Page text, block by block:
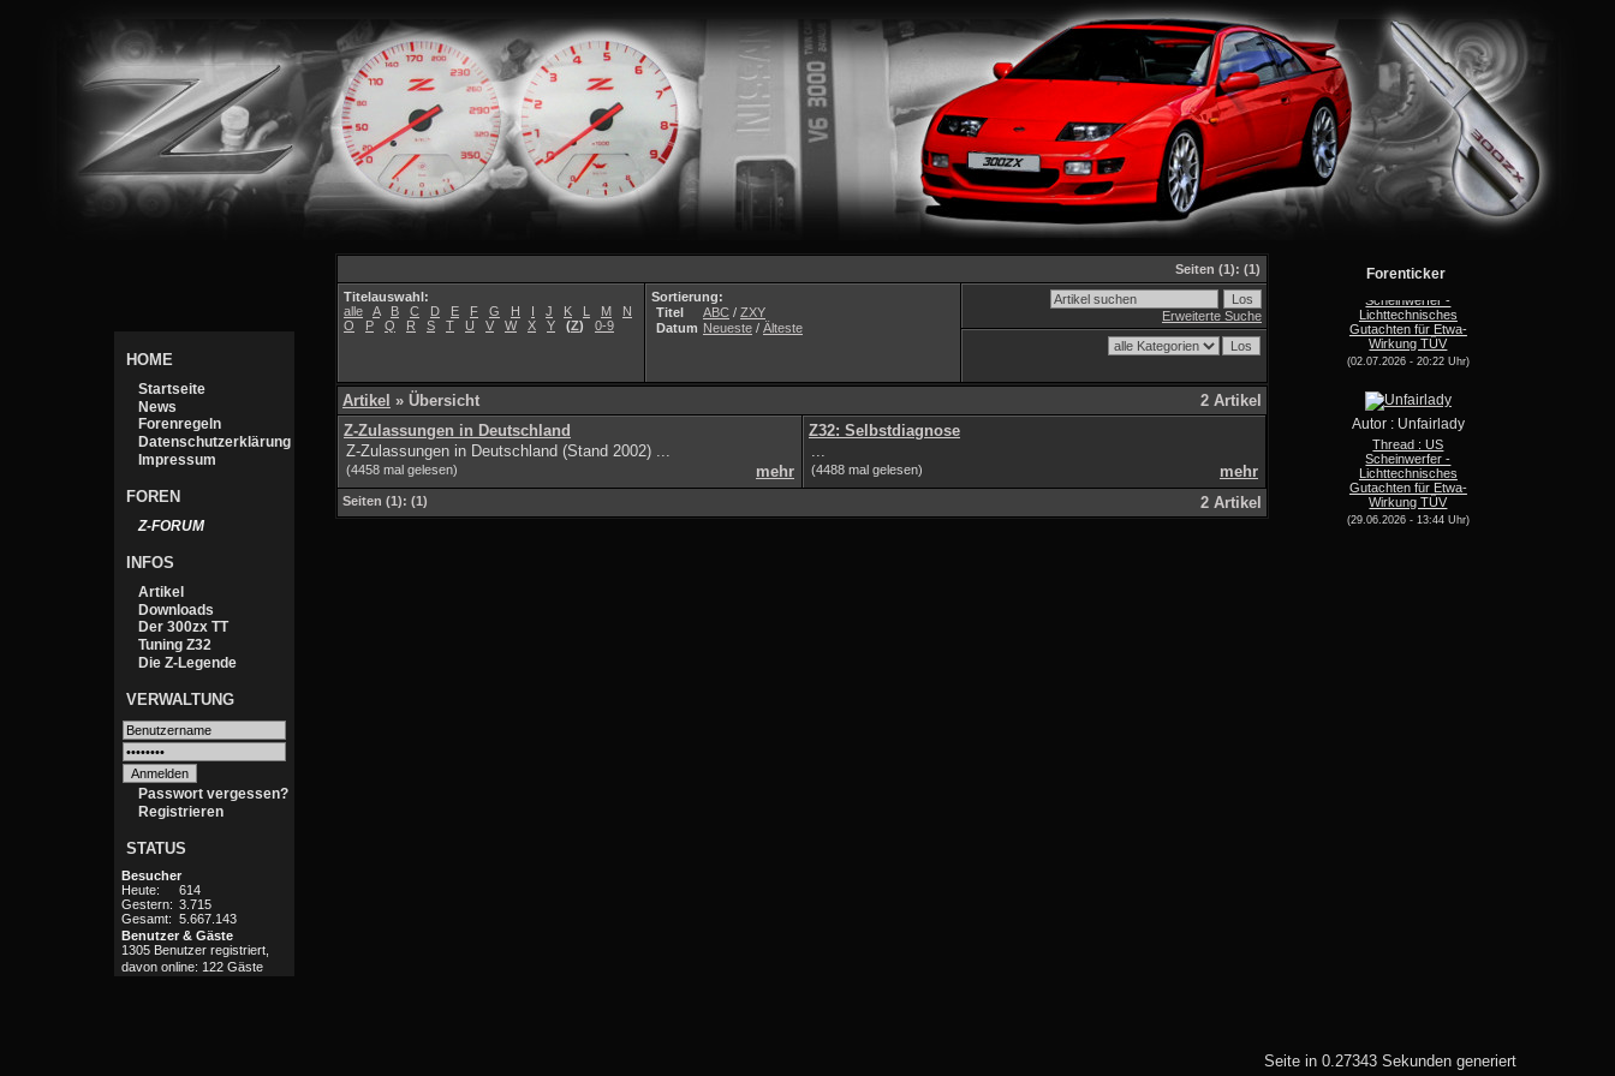
HOME
Startseite
News
Forenregeln
Datenschutzerklärung
Impressum
FOREN
Z-FORUM
INFOS
Artikel
Downloads
Der 300zx TT
Tuning Z32
Die Z-Legende
VERWALTUNG
Passwort vergessen?
Registrieren
STATUS
Besucher
Heute:
614
Gestern: 3.715
Gesamt: 5.667.143
Benutzer & Gäste
1305 Benutzer registriert,
davon online: 122 Gäste
Seiten (1): (1)
Titelauswahl:
alle
A B C D E F G H I J K L M
N
O
P Q R S T U V W X Y (Z) 0-9
Sortierung:
Titel
ABC / ZXY
Datum Neueste / Älteste
Erweiterte Suche
Artikel » Übersicht
2 Artikel
Z-Zulassungen in Deutschland
Z-Zulassungen in Deutschland (Stand 2002) ...
(4458 mal gelesen) mehr
Z32: Selbstdiagnose
...
(4488 mal gelesen) mehr
Seiten (1): (1) 2 Artikel
Forenticker
Thread : US
Lichttechnisches
Gutachten für Etwa-
Wirkung TÜV
(02.07.2026 - 20:22 Uhr)
Autor : Unfairlady
Thread : US
Scheinwerfer -
Lichttechnisches
Gutachten für Etwa-
Wirkung TÜV
(29.06.2026 - 13:44 Uhr)
Seite in 0.27343 Sekunden generiert